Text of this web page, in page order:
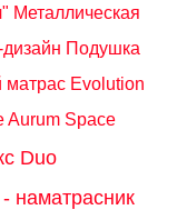
Металлическая
Подушка
матрас Evolution
Aurum Space
Duo
наматрасник